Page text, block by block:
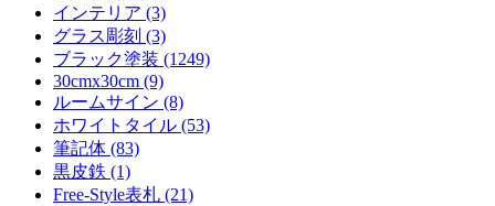
インテリア (3)
グラス彫刻 (3)
ブラック塗装 (1249)
30cmx30cm (9)
ルームサイン (8)
ホワイトタイル (53)
筆記体 (83)
黒皮鉄 (1)
Free-Style表札 (21)